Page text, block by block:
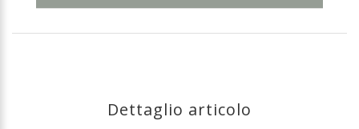
Dettaglio articolo